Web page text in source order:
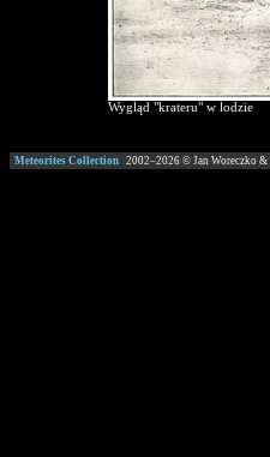
Wygląd "krateru" w lodzie
Meteorites Collection 2002–2026 © Jan Woreczko &